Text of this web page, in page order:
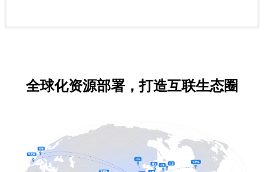
全球化资源部署，打造互联生态圈